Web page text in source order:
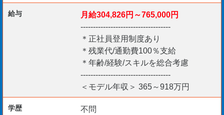
技術士・技術士補
宿舎貸与可能
給与
月給304,826円～765,000円
------------------------------------
＊正社員登用制度あり
＊残業代/通勤費100％支給
＊年齢/経験/スキルを総合考慮
------------------------------------
＜モデル年収＞ 365～918万円
学歴 不問